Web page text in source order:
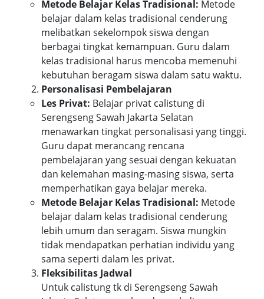
Metode Belajar Kelas Tradisional: Metode
belajar dalam kelas tradisional cenderung
melibatkan sekelompok siswa dengan
berbagai tingkat kemampuan. Guru dalam
kelas tradisional harus mencoba memenuhi
kebutuhan beragam siswa dalam satu waktu.
Personalisasi Pembelajaran
Les Privat: Belajar privat calistung di
Serengseng Sawah Jakarta Selatan
menawarkan tingkat personalisasi yang tinggi.
Guru dapat merancang rencana
pembelajaran yang sesuai dengan kekuatan
dan kelemahan masing-masing siswa, serta
memperhatikan gaya belajar mereka.
Metode Belajar Kelas Tradisional: Metode
belajar dalam kelas tradisional cenderung
lebih umum dan seragam. Siswa mungkin
tidak mendapatkan perhatian individu yang
sama seperti dalam les privat.
Fleksibilitas Jadwal
Untuk calistung tk di Serengseng Sawah